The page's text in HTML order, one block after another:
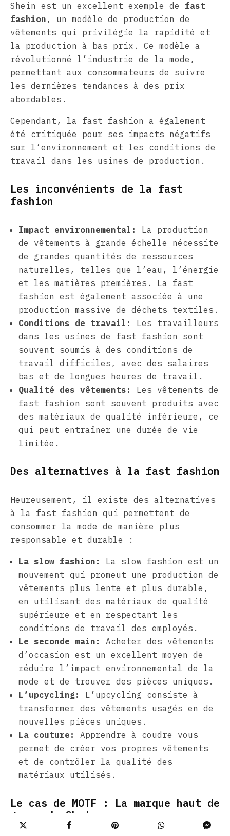
Shein est un excellent exemple de fast
fashion , un modèle de production de
vêtements qui privilégie la rapidité et
la production à bas prix. Ce modèle a
révolutionné l’industrie de la mode,
permettant aux consommateurs de suivre
les dernières tendances à des prix
abordables.
Cependant, la fast fashion a également
été critiquée pour ses impacts négatifs
sur l’environnement et les conditions de
travail dans les usines de production.
Les inconvénients de la fast
fashion
Impact environnemental:
La production
de vêtements à grande échelle nécessite
de grandes quantités de ressources
naturelles, telles que l’eau, l’énergie
et les matières premières. La fast
fashion est également associée à une
production massive de déchets textiles.
Conditions de travail:
Les travailleurs
dans les usines de fast fashion sont
souvent soumis à des conditions de
travail difficiles, avec des salaires
bas et de longues heures de travail.
Qualité des vêtements:
Les vêtements de
fast fashion sont souvent produits avec
des matériaux de qualité inférieure, ce
qui peut entraîner une durée de vie
limitée.
Des alternatives à la fast fashion
Heureusement, il existe des alternatives
à la fast fashion qui permettent de
consommer la mode de manière plus
responsable et durable :
La slow fashion:
La slow fashion est un
mouvement qui promeut une production de
vêtements plus lente et plus durable,
en utilisant des matériaux de qualité
supérieure et en respectant les
conditions de travail des employés.
Le seconde main:
Acheter des vêtements
d’occasion est un excellent moyen de
réduire l’impact environnemental de la
mode et de trouver des pièces uniques.
L’upcycling:
L’upcycling consiste à
transformer des vêtements usagés en de
nouvelles pièces uniques.
La couture:
Apprendre à coudre vous
permet de créer vos propres vêtements
et de contrôler la qualité des
matériaux utilisés.
Le cas de MOTF : La marque haut de
gamme de Shein